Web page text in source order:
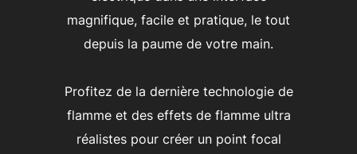
magnifique, facile et pratique, le tout
depuis la paume de votre main.
Profitez de la dernière technologie de
flamme et des effets de flamme ultra
réalistes pour créer un point focal